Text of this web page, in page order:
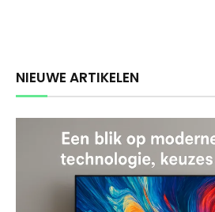
NIEUWE ARTIKELEN